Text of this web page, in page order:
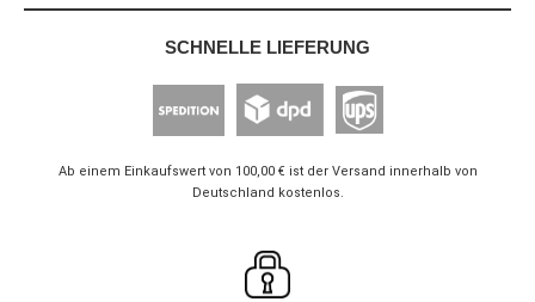
SCHNELLE LIEFERUNG
Ab einem Einkaufswert von 100,00 € ist der Versand innerhalb von
Deutschland kostenlos.